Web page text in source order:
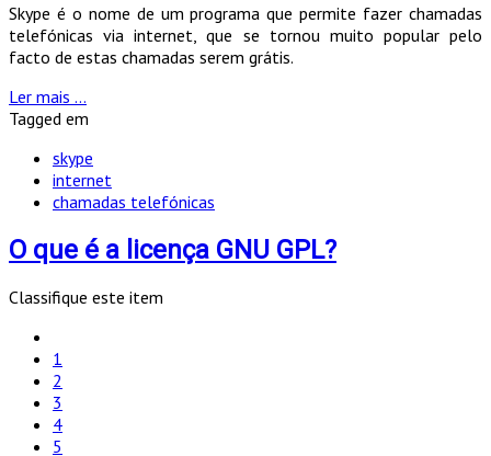
Skype é o nome de um programa que permite fazer chamadas
telefónicas via internet, que se tornou muito popular pelo
facto de estas chamadas serem grátis.
Ler mais ...
Tagged em
skype
internet
chamadas telefónicas
O que é a licença GNU GPL?
Classifique este item
1
2
3
4
5